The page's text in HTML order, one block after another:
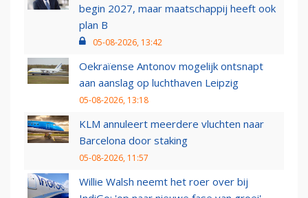
begin 2027, maar maatschappij heeft ook
plan B
05-08-2026, 13:42
Oekraïense Antonov mogelijk ontsnapt
aan aanslag op luchthaven Leipzig
05-08-2026, 13:18
KLM annuleert meerdere vluchten naar
Barcelona door staking
05-08-2026, 11:57
Willie Walsh neemt het roer over bij